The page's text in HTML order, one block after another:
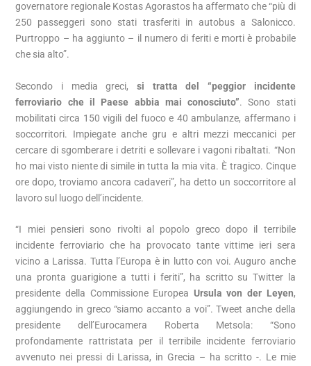
governatore regionale Kostas Agorastos ha affermato che “più di
250 passeggeri sono stati trasferiti in autobus a Salonicco.
Purtroppo – ha aggiunto – il numero di feriti e morti è probabile
che sia alto”.
Secondo i media greci, si tratta del “peggior incidente
ferroviario che il Paese abbia mai conosciuto”. Sono stati
mobilitati circa 150 vigili del fuoco e 40 ambulanze, affermano i
soccorritori. Impiegate anche gru e altri mezzi meccanici per
cercare di sgomberare i detriti e sollevare i vagoni ribaltati. “Non
ho mai visto niente di simile in tutta la mia vita. È tragico. Cinque
ore dopo, troviamo ancora cadaveri”, ha detto un soccorritore al
lavoro sul luogo dell’incidente.
“I miei pensieri sono rivolti al popolo greco dopo il terribile
incidente ferroviario che ha provocato tante vittime ieri sera
vicino a Larissa. Tutta l’Europa è in lutto con voi. Auguro anche
una pronta guarigione a tutti i feriti”, ha scritto su Twitter la
presidente della Commissione Europea Ursula von der Leyen,
aggiungendo in greco “siamo accanto a voi”. Tweet anche della
presidente dell’Eurocamera Roberta Metsola: “Sono
profondamente rattristata per il terribile incidente ferroviario
avvenuto nei pressi di Larissa, in Grecia – ha scritto -. Le mie